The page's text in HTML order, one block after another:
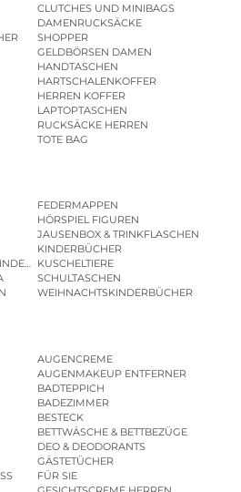
CLUTCHES UND MINIBAGS
DAMENRUCKSÄCKE
SHOPPER
GELDBÖRSEN DAMEN
HANDTASCHEN
HARTSCHALENKOFFER
HERREN KOFFER
LAPTOPTASCHEN
RUCKSÄCKE HERREN
TOTE BAG
FEDERMAPPEN
HÖRSPIEL FIGUREN
JAUSENBOX & TRINKFLASCHEN
KINDERBÜCHER
KUSCHELTIERE
SCHULTASCHEN
WEIHNACHTSKINDERBÜCHER
AUGENCREME
AUGENMAKEUP ENTFERNER
BADTEPPICH
BADEZIMMER
BESTECK
BETTWÄSCHE & BETTBEZÜGE
DEO & DEODORANTS
GÄSTETÜCHER
FÜR SIE